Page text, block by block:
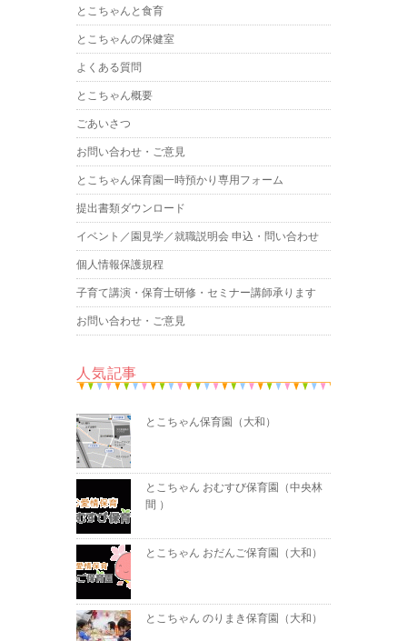
とこちゃんと食育
とこちゃんの保健室
よくある質問
とこちゃん概要
ごあいさつ
お問い合わせ・ご意見
とこちゃん保育園一時預かり専用フォーム
提出書類ダウンロード
イベント／園見学／就職説明会 申込・問い合わせ
個人情報保護規程
子育て講演・保育士研修・セミナー講師承ります
お問い合わせ・ご意見
人気記事
とこちゃん保育園（大和）
とこちゃん おむすび保育園（中央林
間 ）
とこちゃん おだんご保育園（大和）
とこちゃん のりまき保育園（大和）